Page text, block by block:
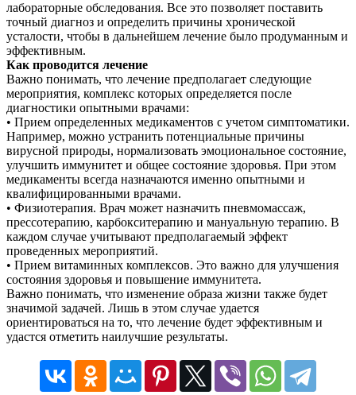
лабораторные обследования. Все это позволяет поставить
точный диагноз и определить причины хронической
усталости, чтобы в дальнейшем лечение было продуманным и
эффективным.
Как проводится лечение
Важно понимать, что лечение предполагает следующие
мероприятия, комплекс которых определяется после
диагностики опытными врачами:
• Прием определенных медикаментов с учетом симптоматики.
Например, можно устранить потенциальные причины
вирусной природы, нормализовать эмоциональное состояние,
улучшить иммунитет и общее состояние здоровья. При этом
медикаменты всегда назначаются именно опытными и
квалифицированными врачами.
• Физиотерапия. Врач может назначить пневмомассаж,
прессотерапию, карбокситерапию и мануальную терапию. В
каждом случае учитывают предполагаемый эффект
проведенных мероприятий.
• Прием витаминных комплексов. Это важно для улучшения
состояния здоровья и повышение иммунитета.
Важно понимать, что изменение образа жизни также будет
значимой задачей. Лишь в этом случае удается
ориентироваться на то, что лечение будет эффективным и
удастся отметить наилучшие результаты.